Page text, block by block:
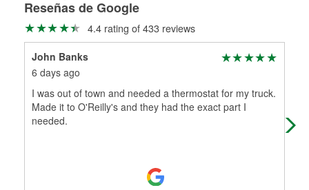
Más información sobre el Programa de Préstamo de
Herramientas de O'Reilly
medirán tus tambores o discos para determinar si pueden
ser rectificados con seguridad. Si tus tambores o discos no
pueden ser reutilizados, podemos ayudarte a encontrar las
partes de reemplazo correctas para tu reparación.
Rectificación de tambores y discos de freno
Reseñas de Google
4.4 rating of 433 reviews
John Banks
6 days ago
I was out of town and needed a thermostat for my truck.
Made it to O'Reilly's and they had the exact part I
needed.